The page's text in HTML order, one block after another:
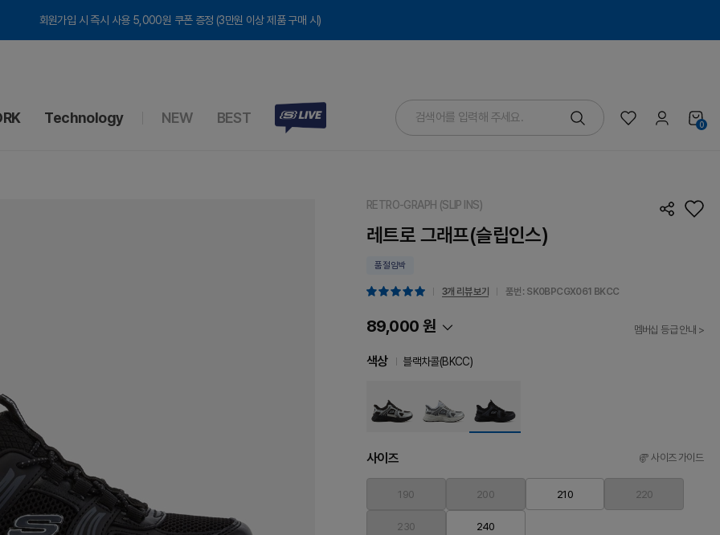
회원가입 시 즉시 사용 5,000원 쿠폰 증정 (3만원 이상 제품 구매 시)
Technology NEW BEST 0
RETRO-GRAPH (SLIP INS)
레트로 그래프(슬립인스)
품절임박
3개 리뷰 보기 품번 : SK0BPCGX061 BKCC
89,000 원 멤버십 등급 안내 >
색상 블랙차콜(BKCC)
사이즈 사이즈 가이드
190 200 210 220
230 240